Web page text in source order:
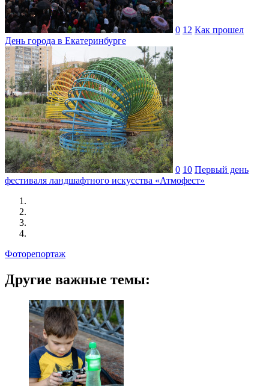
0 12 Как прошел
День города в Екатеринбурге
0 10 Первый день
фестиваля ландшафтного искусства «Атмофест»
Фоторепортаж
Другие важные темы: